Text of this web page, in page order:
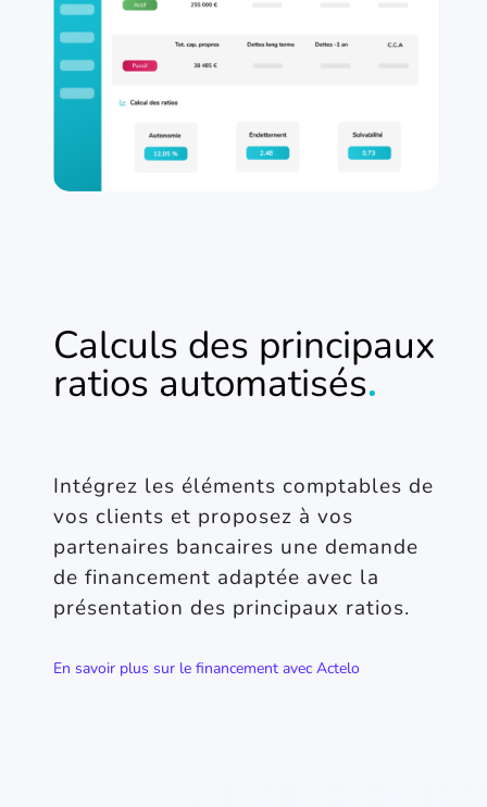
Calculs des principaux
ratios automatisés.
Intégrez les éléments comptables de
vos clients et proposez à vos
partenaires bancaires une demande
de financement adaptée avec la
présentation des principaux ratios.
En savoir plus sur le financement avec Actelo